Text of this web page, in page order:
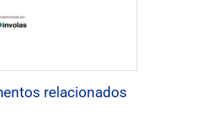
relacionados